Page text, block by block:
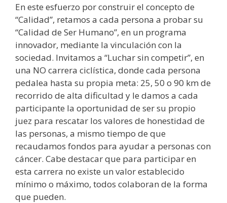
En este esfuerzo por construir el concepto de
“Calidad”, retamos a cada persona a probar su
“Calidad de Ser Humano”, en un programa
innovador, mediante la vinculación con la
sociedad. Invitamos a “Luchar sin competir”, en
una NO carrera ciclística, donde cada persona
pedalea hasta su propia meta: 25, 50 o 90 km de
recorrido de alta dificultad y le damos a cada
participante la oportunidad de ser su propio
juez para rescatar los valores de honestidad de
las personas, a mismo tiempo de que
recaudamos fondos para ayudar a personas con
cáncer. Cabe destacar que para participar en
esta carrera no existe un valor establecido
mínimo o máximo, todos colaboran de la forma
que pueden.